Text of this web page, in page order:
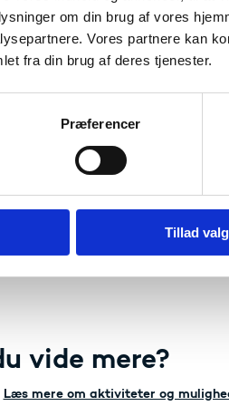
om din brug af vores
Vores partnere kan
fra din brug af deres tjenester.
Præferencer
Tillad
er I velkomne til at kontakte
nederst på
os på forhånd.
er gratis, og vi byder på
dig ved at klikke på det
vide mere?
Læs mere om aktiviteter og